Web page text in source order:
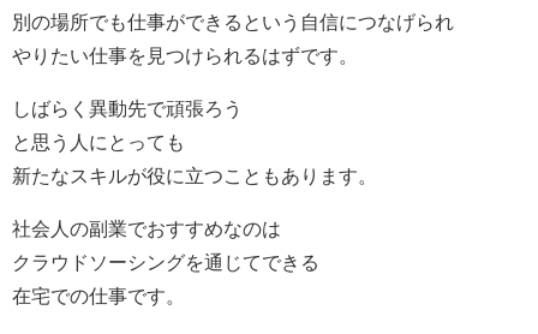
別の場所でも仕事ができるという自信につなげられ
やりたい仕事を見つけられるはずです。
しばらく異動先で頑張ろう
と思う人にとっても
新たなスキルが役に立つこともあります。
社会人の副業でおすすめなのは
クラウドソーシングを通じてできる
在宅での仕事です。